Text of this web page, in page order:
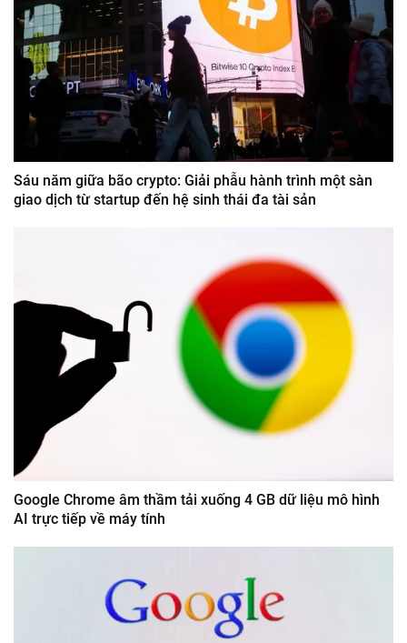
Sáu năm giữa bão crypto: Giải phẫu hành trình một sàn
giao dịch từ startup đến hệ sinh thái đa tài sản
Google Chrome âm thầm tải xuống 4 GB dữ liệu mô hình
AI trực tiếp về máy tính